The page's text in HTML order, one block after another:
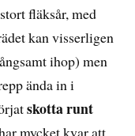
fläksår, med
kan visserligen
ihop) men
ända in i
skotta runt
mycket kvar att